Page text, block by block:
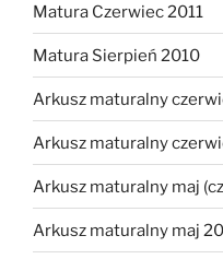
Matura Czerwiec 2011
Matura Sierpień 2010
Arkusz maturalny
Arkusz maturalny
Arkusz maturalny maj
Arkusz maturalny maj